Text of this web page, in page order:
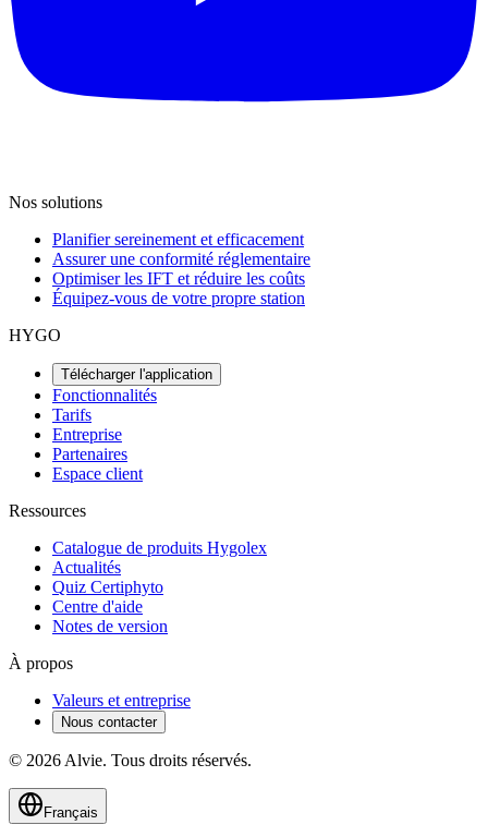
Nos solutions
Planifier sereinement et efficacement
Assurer une conformité réglementaire
Optimiser les IFT et réduire les coûts
Équipez-vous de votre propre station
HYGO
Télécharger l'application
Fonctionnalités
Tarifs
Entreprise
Partenaires
Espace client
Ressources
Catalogue de produits Hygolex
Actualités
Quiz Certiphyto
Centre d'aide
Notes de version
À propos
Valeurs et entreprise
Nous contacter
© 2026 Alvie. Tous droits réservés.
Français